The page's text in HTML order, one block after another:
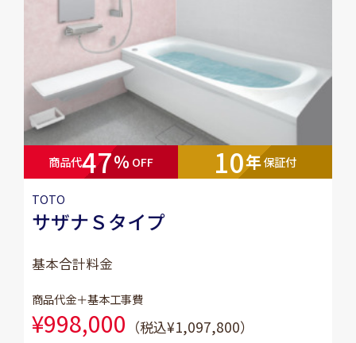
商品代47％ OFF 10年保証付
TOTO
サザナＳタイプ
基本合計料金
商品代金＋基本工事費
¥998,000 （税込¥1,097,800）